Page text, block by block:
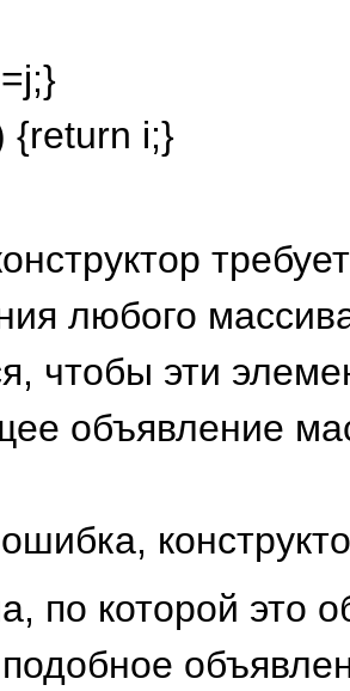
{return i;}
любого
чтобы эти
объявление
по которой это